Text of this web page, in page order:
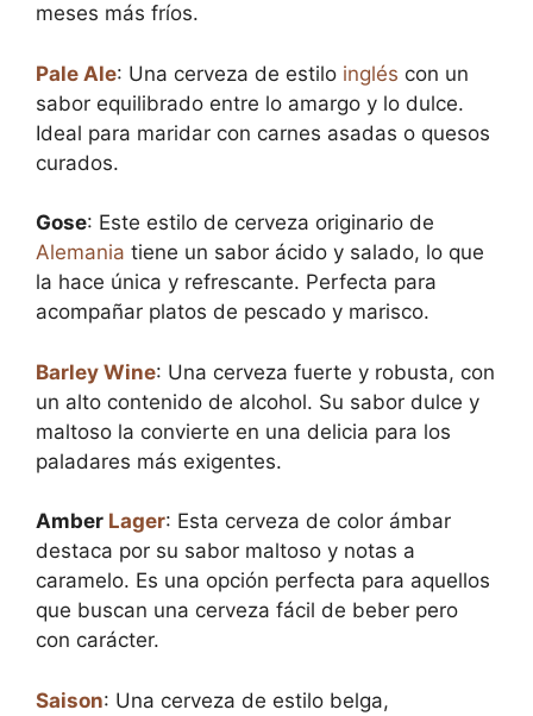
meses más fríos.
Pale Ale: Una cerveza de estilo inglés con un
sabor equilibrado entre lo amargo y lo dulce.
Ideal para maridar con carnes asadas o quesos
curados.
Gose: Este estilo de cerveza originario de
Alemania tiene un sabor ácido y salado, lo que
la hace única y refrescante. Perfecta para
acompañar platos de pescado y marisco.
Barley Wine: Una cerveza fuerte y robusta, con
un alto contenido de alcohol. Su sabor dulce y
maltoso la convierte en una delicia para los
paladares más exigentes.
Amber Lager: Esta cerveza de color ámbar
destaca por su sabor maltoso y notas a
caramelo. Es una opción perfecta para aquellos
que buscan una cerveza fácil de beber pero
con carácter.
Saison: Una cerveza de estilo belga,